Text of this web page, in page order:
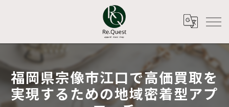
福岡県宗像市江口で高価買取を
実現するための地域密着型アプ